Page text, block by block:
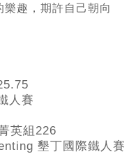
趣，期許自己朝向
人賽
英組226
墾丁國際鐵人賽